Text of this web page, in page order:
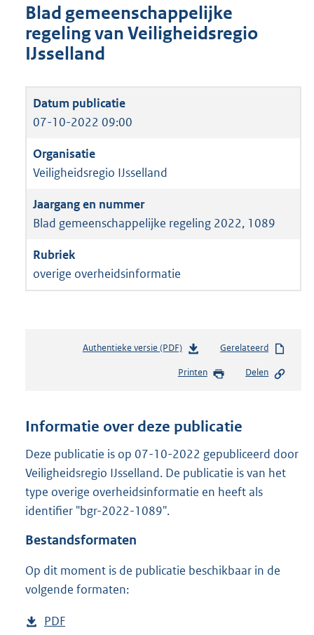
Blad gemeenschappelijke
regeling van Veiligheidsregio
IJsselland
07-10-2022 09:00
Veiligheidsregio IJsselland
Blad gemeenschappelijke regeling 2022, 1089
overige overheidsinformatie
Authentieke versie (PDF)b
s
n
s
r
o
:
Gerelateerd
Printen Delen
Informatie over deze publicatie
Deze publicatie is op 07-10-2022 gepubliceerd door
Veiligheidsregio IJsselland. De publicatie is van het
type overige overheidsinformatie en heeft als
identifier "bgr-2022-1089".
Bestandsformaten
Op dit moment is de publicatie beschikbaar in de
volgende formaten:
D
PDF